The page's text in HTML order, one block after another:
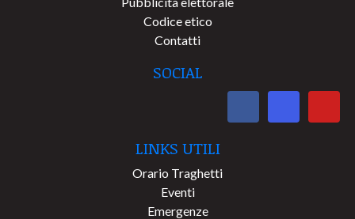
Codice etico
Contatti
SOCIAL
LINKS UTILI
Orario Traghetti
Eventi
Emergenze